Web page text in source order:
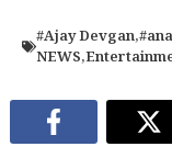
#Ajay Devgan,
NEWS,